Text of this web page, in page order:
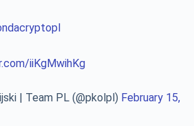
iiKgMwihKg
| Team PL (@pkolpl) February 15,